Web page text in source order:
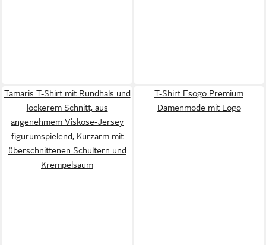
Tamaris T-Shirt mit Rundhals und
lockerem Schnitt, aus
angenehmem Viskose-Jersey
figurumspielend, Kurzarm mit
überschnittenen Schultern und
Krempelsaum
T-Shirt Esogo Premium
Damenmode mit Logo